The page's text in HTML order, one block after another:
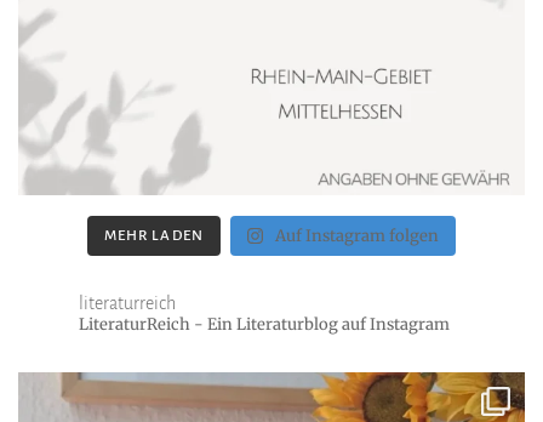
MEHR LADEN Auf Instagram folgen
literaturreich
LiteraturReich - Ein Literaturblog auf Instagram